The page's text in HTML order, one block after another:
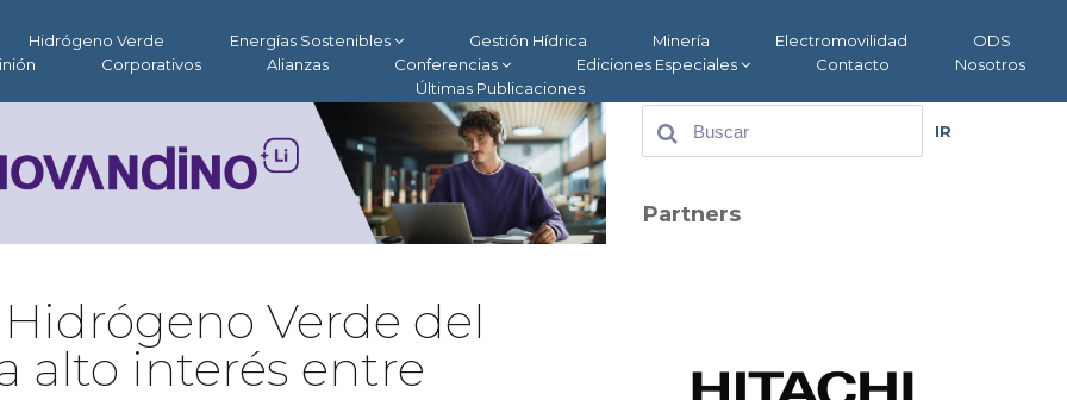
Hidrógeno Verde Energías Sostenibles Gestión Hídrica Minería Electromovilidad
ODS
Corporativos Alianzas Conferencias Ediciones Especiales Contacto
Nosotros
Últimas Publicaciones
Verde del
alto interés entre
IR
Partners